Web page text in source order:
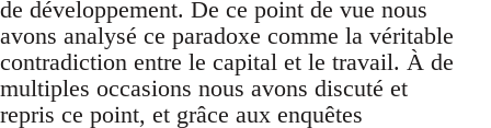
de développement. De ce point de vue nous
avons analysé ce paradoxe comme la véritable
contradiction entre le capital et le travail. À de
multiples occasions nous avons discuté et
repris ce point, et grâce aux enquêtes